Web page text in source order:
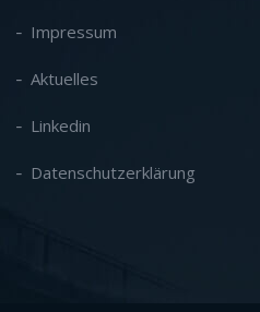
Impressum
Aktuelles
Linkedin
Datenschutzerklärung